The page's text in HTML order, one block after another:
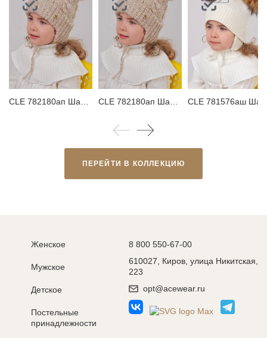
ПЕРЕЙТИ В КОЛЛЕКЦИЮ
Женское
Мужское
Детское
Постельные
принадлежности
8 800 550-67-00
610027, Киров, улица Никитская,
223
opt@acewear.ru